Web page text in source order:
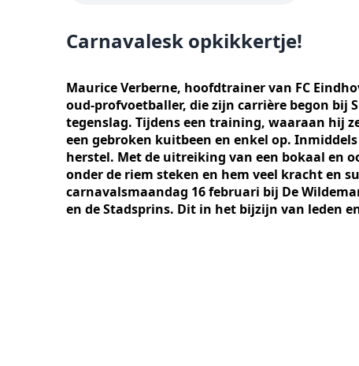
Carnavalesk opkikkertje!
Maurice Verberne, hoofdtrainer van FC
oud-profvoetballer, die zijn carrière begon bij
tegenslag. Tijdens een training, waaraan hij
een gebroken kuitbeen en enkel op.
herstel. Met de uitreiking van een bokaal en
onder de riem steken en hem veel kracht en
carnavalsmaandag 16 februari bij De
en de Stadsprins. Dit in het bijzijn van leden